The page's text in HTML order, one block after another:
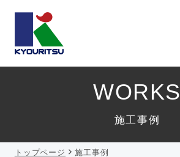
WORKS
施工事例
トップページ 施工事例